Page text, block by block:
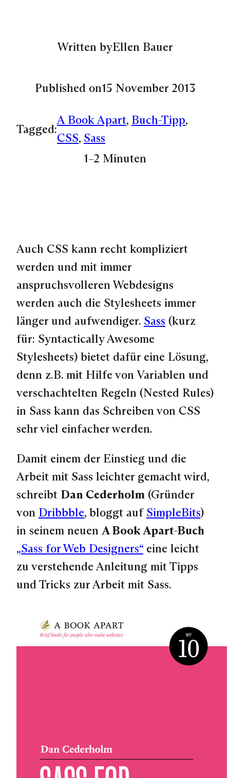
Written byEllen Bauer
Published on15 November 2013
Tagged:
A Book Apart, Buch-Tipp
CSS, Sass
1–2 Minuten
Auch CSS kann recht kompliziert
werden und mit immer
anspruchsvolleren Webdesigns
werden auch die Stylesheets immer
länger und aufwendiger. Sass (kurz
für: Syntactically Awesome
Stylesheets) bietet dafür eine Lösung,
denn z.B. mit Hilfe von Variablen und
verschachtelten Regeln (Nested Rules)
in Sass kann das Schreiben von CSS
sehr viel einfacher werden.
Damit einem der Einstieg und die
Arbeit mit Sass leichter gemacht wird,
schreibt Dan Cederholm (Gründer
von Dribbble, bloggt auf SimpleBits)
in seinem neuen A Book Apart-Buch
„Sass for Web Designers“ eine leicht
zu verstehende Anleitung mit Tipps
und Tricks zur Arbeit mit Sass.